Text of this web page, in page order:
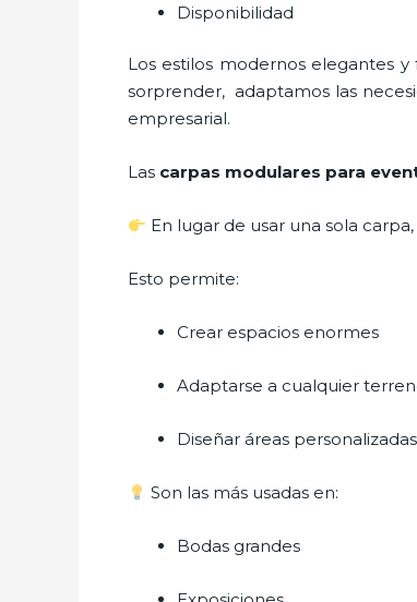
Disponibilidad
Los estilos modernos elegantes
sorprender, adaptamos las
empresarial.
Las carpas modulares para
En lugar de usar una sola
Esto permite:
Crear espacios enormes
Adaptarse a cualquier
Diseñar áreas personalizadas
Son las más usadas en:
Bodas grandes